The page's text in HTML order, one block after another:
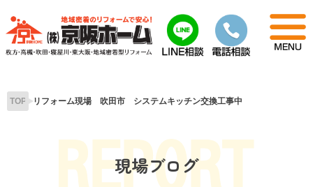
content
TOP リフォーム現場 吹田市 システムキッチン交換工事中
現場ブログ